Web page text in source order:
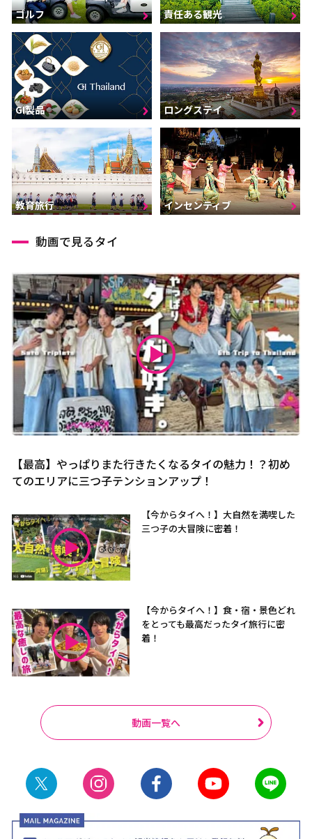
ゴルフ 責任ある観光
GI製品 ロングステイ
教育旅行 インセンティブ
動画で見るタイ
【最高】やっぱりまた行きたくなるタイの魅力！？初め
てのエリアに三つ子テンションアップ！
【今からタイへ！】大自然を満喫した
三つ子の大冒険に密着！
【今からタイへ！】食・宿・景色どれ
をとっても最高だったタイ旅行に密
着！
動画一覧へ